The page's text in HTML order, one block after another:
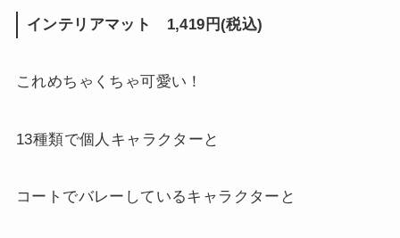
インテリアマット 1,419円(税込)
これめちゃくちゃ可愛い！
13種類で個人キャラクターと
コートでバレーしているキャラクターと